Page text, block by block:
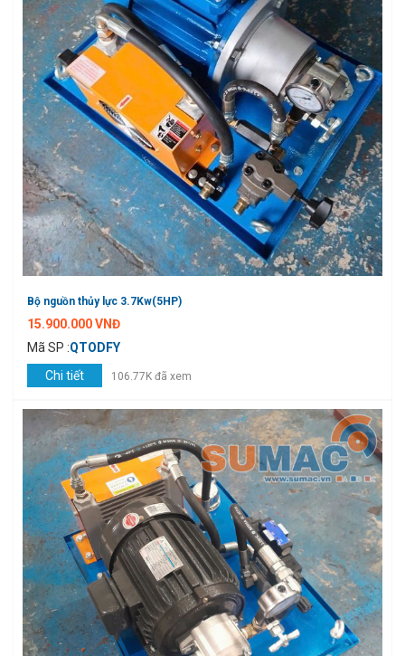
Bộ nguồn thủy lực 3.7Kw(5HP)
15.900.000 VNĐ
Mã SP :QTODFY
Chi tiết
106.77K đã xem